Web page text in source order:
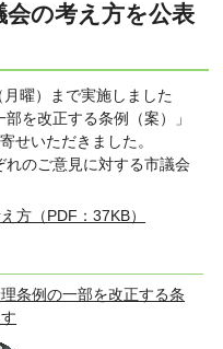
の考え方を公表
曜）まで実施しました
を改正する条例（案）」
せいただきました。
のご意見に対する市議会
方（PDF：37KB）
条例の一部を改正する条